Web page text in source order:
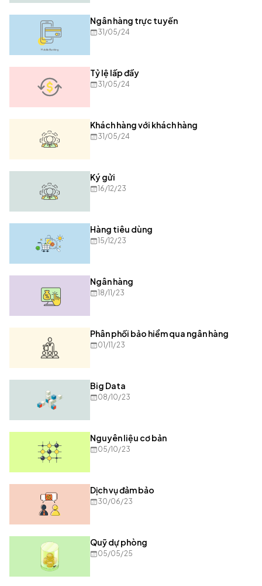
Ngân hàng trực tuyến
31/05/24
Tỷ lệ lấp đầy
31/05/24
Khách hàng với khách hàng
31/05/24
Ký gửi
16/12/23
Hàng tiêu dùng
15/12/23
Ngân hàng
18/11/23
Phân phối bảo hiểm qua ngân hàng
01/11/23
Big Data
08/10/23
Nguyên liệu cơ bản
05/10/23
Dịch vụ đảm bảo
30/06/23
Quỹ dự phòng
05/05/25